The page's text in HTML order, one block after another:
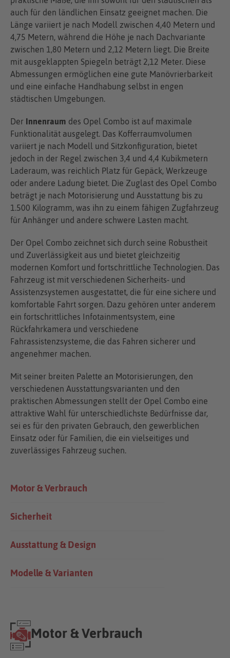
auch für den ländlichen Einsatz geeignet machen. Die
Länge variiert je nach Modell zwischen 4,40 Metern und
4,75 Metern, während die Höhe je nach Dachvariante
zwischen 1,80 Metern und 2,12 Metern liegt. Die Breite
mit ausgeklappten Spiegeln beträgt 2,12 Meter. Diese
Abmessungen ermöglichen eine gute Manövrierbarkeit
und eine einfache Handhabung selbst in engen
städtischen Umgebungen.
Der Innenraum des Opel Combo ist auf maximale
Funktionalität ausgelegt. Das Kofferraumvolumen
variiert je nach Modell und Sitzkonfiguration, bietet
jedoch in der Regel zwischen 3,4 und 4,4 Kubikmetern
Laderaum, was reichlich Platz für Gepäck, Werkzeuge
oder andere Ladung bietet. Die Zuglast des Opel Combo
beträgt je nach Motorisierung und Ausstattung bis zu
1.500 Kilogramm, was ihn zu einem fähigen Zugfahrzeug
für Anhänger und andere schwere Lasten macht.
Der Opel Combo zeichnet sich durch seine Robustheit
und Zuverlässigkeit aus und bietet gleichzeitig
modernen Komfort und fortschrittliche Technologien. Das
Fahrzeug ist mit verschiedenen Sicherheits- und
Assistenzsystemen ausgestattet, die für eine sichere und
komfortable Fahrt sorgen. Dazu gehören unter anderem
ein fortschrittliches Infotainmentsystem, eine
Rückfahrkamera und verschiedene
Fahrassistenzsysteme, die das Fahren sicherer und
angenehmer machen.
Mit seiner breiten Palette an Motorisierungen, den
verschiedenen Ausstattungsvarianten und den
praktischen Abmessungen stellt der Opel Combo eine
attraktive Wahl für unterschiedlichste Bedürfnisse dar,
sei es für den privaten Gebrauch, den gewerblichen
Einsatz oder für Familien, die ein vielseitiges und
zuverlässiges Fahrzeug suchen.
Motor & Verbrauch
Sicherheit
Ausstattung & Design
Modelle & Varianten
Motor & Verbrauch